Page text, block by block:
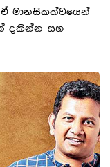
මානසිකත්වයෙන්
දකින්න සහ